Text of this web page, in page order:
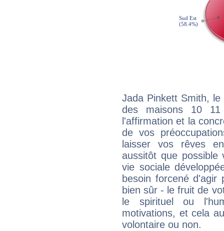
Jada Pinkett Smith,
des maisons 10
l'affirmation et la
de vos
laisser vos rêves
aussitôt que
vie sociale
besoin forcené
bien sûr - le fruit de
le spirituel ou
motivations, et cela
volontaire ou non.